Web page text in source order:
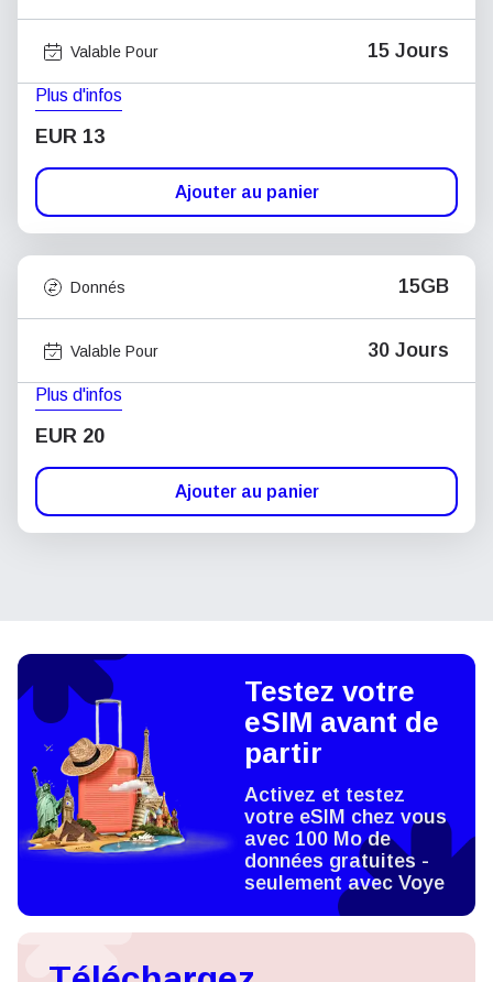
Valable Pour 15 Jours
Plus d'infos
EUR 13
Ajouter au panier
Donnés 15GB
Valable Pour 30 Jours
Plus d'infos
EUR 20
Ajouter au panier
Testez votre
eSIM avant de
partir
Activez et testez
votre eSIM chez vous
avec 100 Mo de
données gratuites -
seulement avec Voye